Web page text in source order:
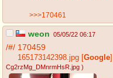
>>>170461
weon 05/05/22 06:17
/#/ 170459
165173142398.jpg Google
Cg2rzMg_DMnrmHsR.jpg )